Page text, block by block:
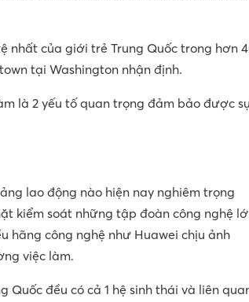
nhất của giới trẻ Trung Quốc trong hơn
tại Washington nhận định.
là 2 yếu tố quan trọng đảm bảo được
lao động nào hiện nay nghiêm trọng
kiểm soát những tập đoàn công nghệ
hãng công nghệ như Huawei chịu ảnh
việc làm.
đều có cả 1 hệ sinh thái và liên